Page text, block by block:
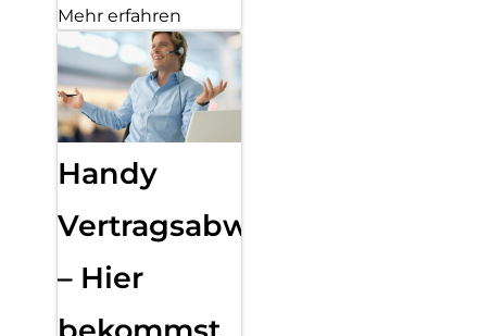
Mehr erfahren
Handy
Vertragsabwicklung
– Hier